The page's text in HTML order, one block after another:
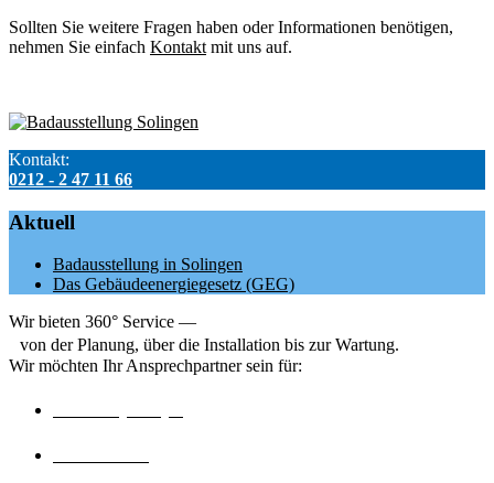
Sollten Sie weitere Fragen haben oder Informationen benötigen,
nehmen Sie einfach Kontakt mit uns auf.
Kontakt:
0212 - 2 47 11 66
Aktuell
Badausstellung in Solingen
Das Gebäudeenergiegesetz (GEG)
Wir bieten 360° Service —
von der Planung, über die Installation bis zur Wartung.
Wir möchten Ihr Ansprechpartner sein für: